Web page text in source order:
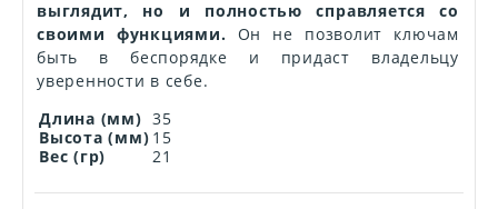
выглядит, но и полностью справляется со
своими функциями. Он не позволит ключам
быть в беспорядке и придаст владельцу
уверенности в себе.
Длина (мм) 35
Высота (мм) 15
Вес (гр)
21